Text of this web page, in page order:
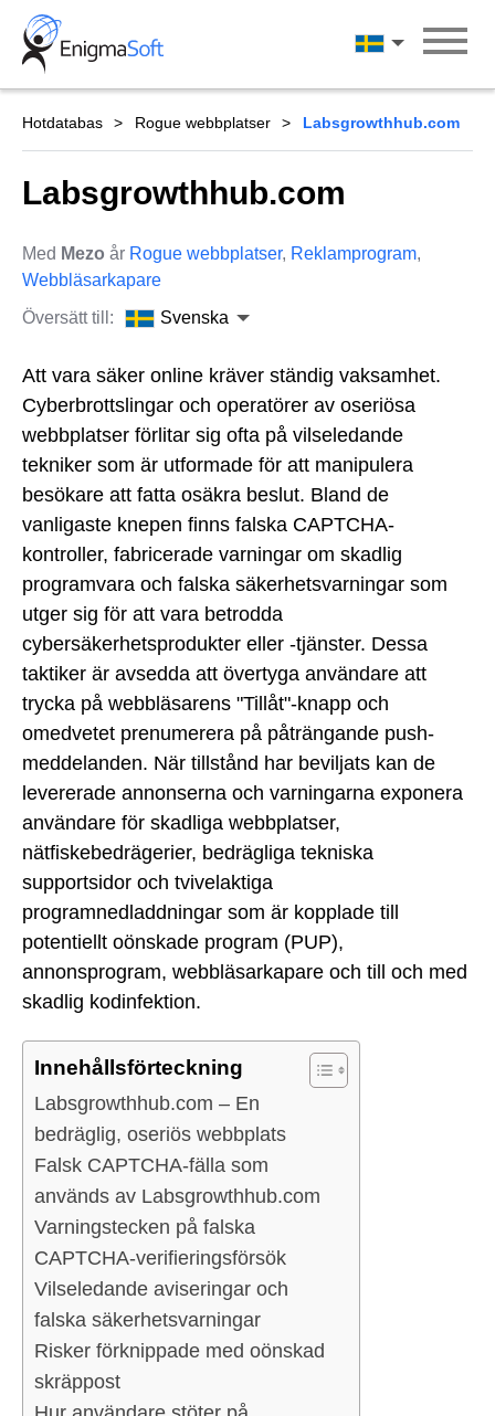
Skip
content
Svenska
Hotdatabas Rogue webbplatser Labsgrowthhub.com
Labsgrowthhub.com
Med Mezo år Rogue webbplatser, Reklamprogram,
Webbläsarkapare
Översätt till:
Svenska
Att vara säker online kräver ständig vaksamhet.
Cyberbrottslingar och operatörer av oseriösa
webbplatser förlitar sig ofta på vilseledande
tekniker som är utformade för att manipulera
besökare att fatta osäkra beslut. Bland de
vanligaste knepen finns falska CAPTCHA-
kontroller, fabricerade varningar om skadlig
programvara och falska säkerhetsvarningar som
utger sig för att vara betrodda
cybersäkerhetsprodukter eller -tjänster. Dessa
taktiker är avsedda att övertyga användare att
trycka på webbläsarens "Tillåt"-knapp och
omedvetet prenumerera på påträngande push-
meddelanden. När tillstånd har beviljats kan de
levererade annonserna och varningarna exponera
användare för skadliga webbplatser,
nätfiskebedrägerier, bedrägliga tekniska
supportsidor och tvivelaktiga
programnedladdningar som är kopplade till
potentiellt oönskade program (PUP),
annonsprogram, webbläsarkapare och till och med
skadlig kodinfektion.
Innehållsförteckning
Labsgrowthhub.com – En
bedräglig, oseriös webbplats
Falsk CAPTCHA-fälla som
används av Labsgrowthhub.com
Varningstecken på falska
CAPTCHA-verifieringsförsök
Vilseledande aviseringar och
falska säkerhetsvarningar
Risker förknippade med oönskad
skräppost